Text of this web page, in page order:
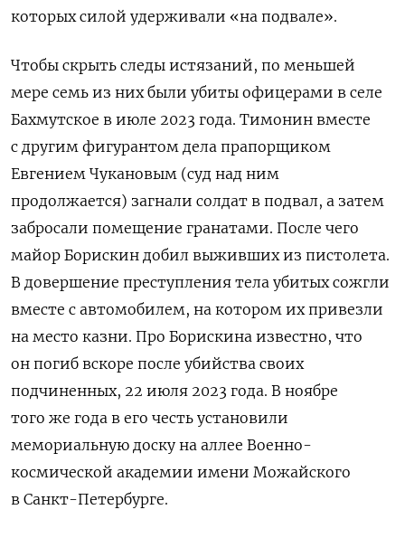
которых силой удерживали «на подвале».
Чтобы скрыть следы истязаний, по меньшей
мере семь из них были убиты офицерами в селе
Бахмутское в июле 2023 года. Тимонин вместе
с другим фигурантом дела прапорщиком
Евгением Чукановым (суд над ним
продолжается) загнали солдат в подвал, а затем
забросали помещение гранатами. После чего
майор Борискин добил выживших из пистолета.
В довершение преступления тела убитых сожгли
вместе с автомобилем, на котором их привезли
на место казни. Про Борискина известно, что
он погиб вскоре после убийства своих
подчиненных, 22 июля 2023 года. В ноябре
того же года в его честь установили
мемориальную доску на аллее Военно-
космической академии имени Можайского
в Санкт-Петербурге.